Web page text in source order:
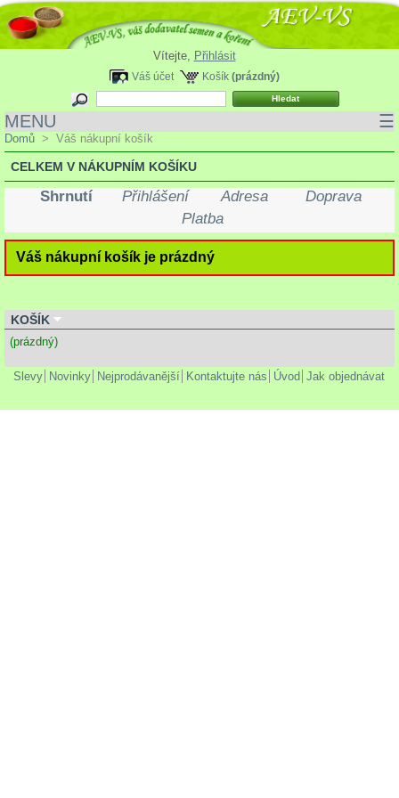
Vítejte, Přihlásit
Košík (prázdný)
Váš účet
MENU ☰
Domů > Váš nákupní košík
CELKEM V NÁKUPNÍM KOŠÍKU
Shrnutí Přihlášení Adresa
Doprava
Platba
Váš nákupní košík je prázdný
KOŠÍK
(prázdný)
Slevy Novinky Nejprodávanější Kontaktujte nás Úvod Jak objednávat